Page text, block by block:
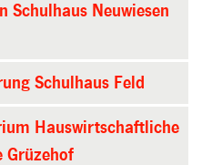
Schulhaus Neuwiesen
Schulhaus Feld
Hauswirtschaftliche
Grüzehof